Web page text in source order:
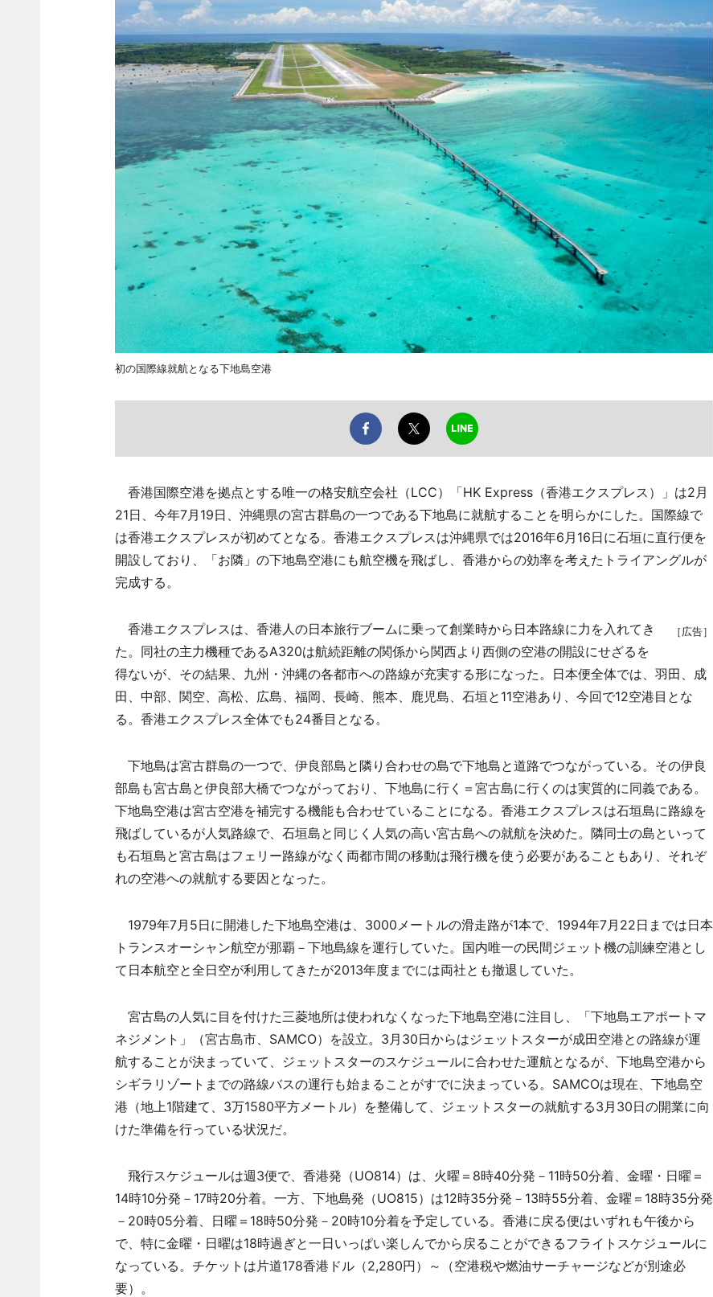
初の国際線就航となる下地島空港
香港国際空港を拠点とする唯一の格安航空会社（LCC）「HK Express（香港エクスプレス）」は2月
21日、今年7月19日、沖縄県の宮古群島の一つである下地島に就航することを明らかにした。国際線で
は香港エクスプレスが初めてとなる。香港エクスプレスは沖縄県では2016年6月16日に石垣に直行便を
開設しており、「お隣」の下地島空港にも航空機を飛ばし、香港からの効率を考えたトライアングルが
完成する。
［広告］
香港エクスプレスは、香港人の日本旅行ブームに乗って創業時から日本路線に力を入れてき
た。同社の主力機種であるA320は航続距離の関係から関西より西側の空港の開設にせざるを
得ないが、その結果、九州・沖縄の各都市への路線が充実する形になった。日本便全体では、羽田、成
田、中部、関空、高松、広島、福岡、長崎、熊本、鹿児島、石垣と11空港あり、今回で12空港目とな
る。香港エクスプレス全体でも24番目となる。
下地島は宮古群島の一つで、伊良部島と隣り合わせの島で下地島と道路でつながっている。その伊良
部島も宮古島と伊良部大橋でつながっており、下地島に行く＝宮古島に行くのは実質的に同義である。
下地島空港は宮古空港を補完する機能も合わせていることになる。香港エクスプレスは石垣島に路線を
飛ばしているが人気路線で、石垣島と同じく人気の高い宮古島への就航を決めた。隣同士の島といって
も石垣島と宮古島はフェリー路線がなく両都市間の移動は飛行機を使う必要があることもあり、それぞ
れの空港への就航する要因となった。
1979年7月5日に開港した下地島空港は、3000メートルの滑走路が1本で、1994年7月22日までは日本
トランスオーシャン航空が那覇－下地島線を運行していた。国内唯一の民間ジェット機の訓練空港とし
て日本航空と全日空が利用してきたが2013年度までには両社とも撤退していた。
宮古島の人気に目を付けた三菱地所は使われなくなった下地島空港に注目し、「下地島エアポートマ
ネジメント」（宮古島市、SAMCO）を設立。3月30日からはジェットスターが成田空港との路線が運
航することが決まっていて、ジェットスターのスケジュールに合わせた運航となるが、下地島空港から
シギラリゾートまでの路線バスの運行も始まることがすでに決まっている。SAMCOは現在、下地島空
港（地上1階建て、3万1580平方メートル）を整備して、ジェットスターの就航する3月30日の開業に向
けた準備を行っている状況だ。
飛行スケジュールは週3便で、香港発（UO814）は、火曜＝8時40分発－11時50分着、金曜・日曜＝
14時10分発－17時20分着。一方、下地島発（UO815）は12時35分発－13時55分着、金曜＝18時35分発
－20時05分着、日曜＝18時50分発－20時10分着を予定している。香港に戻る便はいずれも午後から
で、特に金曜・日曜は18時過ぎと一日いっぱい楽しんでから戻ることができるフライトスケジュールに
なっている。チケットは片道178香港ドル（2,280円）～（空港税や燃油サーチャージなどが別途必
要）。